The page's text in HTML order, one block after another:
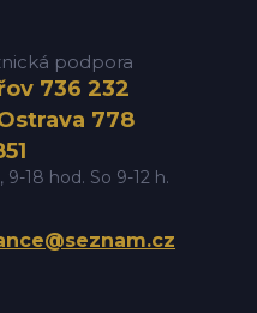
podpora
736 232
778
9-18 hod. So 9-12 h.